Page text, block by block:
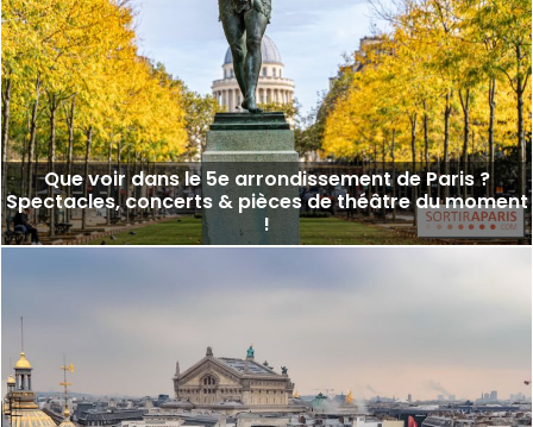
Que voir dans le 5e arrondissement de Paris ?
Spectacles, concerts & pièces de théâtre du moment
!